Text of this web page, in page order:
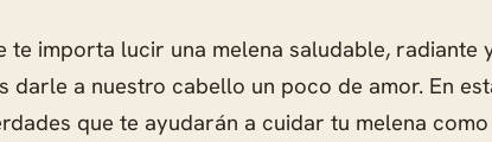
importa lucir una melena saludable, radiante
a nuestro cabello un poco de amor. En
que te ayudarán a cuidar tu melena como